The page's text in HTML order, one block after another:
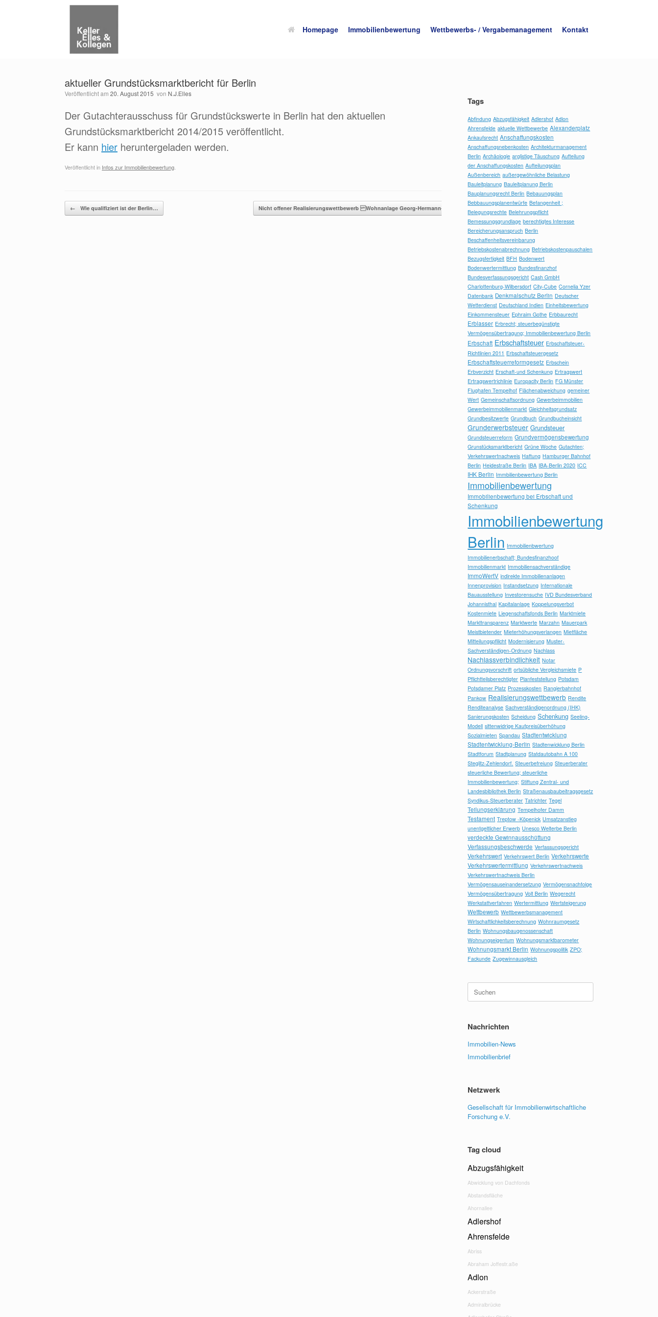
Homepage Immobilienbewertung Wettbewerbs- / Vergabemanagement Kontakt
aktueller Grundstücksmarktbericht für Berlin
Veröffentlicht am 20. August 2015 von N.J.Elles
Der Gutachterausschuss für Grundstückswerte in Berlin hat den aktuellen
Grundstücksmarktbericht 2014/2015 veröffentlicht.
Er kann hier heruntergeladen werden.
Veröffentlicht in Infos zur Immobilienbewertung
Beitragsnavigation
← Wie qualifiziert ist der Berlin… Nicht offener Realisierungswettbewerb Wohnanlage Georg-Hermann-Allee,… →
Tags
Abfindung Abzugsfähigkeit Adlershof Adlon
Ahrensfelde aktuelle Wettbewerbe Alexanderplatz
Ankaufsrecht Anschaffungskosten
Anschaffungsnebenkosten Architekturmanagement
Berlin Archäologie arglistige Täuschung Aufteilung
der Anschaffungskosten Aufteilungsplan
Außenbereich außergewöhnliche Belastung
Bauleitplanung Bauleitplanung Berlin
Bauplanungsrecht Berlin Bebauungsplan
Bebbauungsplanentwürfe Befangenheit ;
Belegungsrechte Belehrungspflicht
Bemessungsgrundlage berechtigtes Interesse
Bereicherungsanspruch Berlin
Beschaffenheitsvereinbarung
Betriebskostenabrechnung Betriebskostenpauschalen
Bezugsfertigkeit BFH Bodenwert
Bodenwertermittlung Bundesfinanzhof
Bundesverfassungsgericht Cash GmbH
Charlottenburg-Wilbersdorf City-Cube Cornelia Yzer
Datenbank Denkmalschutz Berlin Deutscher
Wetterdienst Deutschland Indien Einheitsbewertung
Einkommensteuer Ephraim Gothe Erbbaurecht
Erblasser Erbrecht; steuerbegünstigte
Vermögensübertragung; Immobilienbewertung Berlin
Erbschaft Erbschaftsteuer Erbschaftsteuer-
Richtlinien 2011 Erbschaftsteuergesetz
Erbschaftsteuerreformgesetz Erbschein
Erbverzicht Erschaft-und Schenkung Ertragswert
Ertragswertrichlinie Europacity Berlin FG Münster
Flughafen Tempelhof Flächenabweichung gemeiner
Wert Gemeinschaftsordnung Gewerbeimmobilien
Gewerbeimmobilienmarkt Gleichheitsgrundsatz
Grundbesitzwerte Grundbuch Grundbucheinsicht
Grunderwerbsteuer Grundsteuer
Grundsteuerreform Grundvermögensbewertung
Grunstücksmarktbericht Grüne Woche Gutachten;
Verkehrswertnachweis Haftung Hamburger Bahnhof
Berlin Heidestraße Berlin IBA IBA-Berlin 2020 ICC
IHK Berlin Immbilienbewertung Berlin
Immobilienbewertung
Immobilienbewertung bei Erbschaft und
Schenkung
Immobilienbewertung
Berlin Immobilienbwertung
Immobilienerbschaft; Bundesfinanzhoof
Immobilienmarkt Immobiliensachverständige
ImmoWertV indirekte Immobilienanlagen
Innenprovision Instandsetzung Internationale
Bauausstellung Investorensuche IVD Bundesverband
Johannisthal Kapitalanlage Koppelungsverbot
Kostenmiete Liegenschaftsfonds Berlin Marktmiete
Markttransparenz Marktwerte Marzahn Mauerpark
Meistbietender Mieterhöhungsverlangen Mietfläche
Mitteilungspflilcht Modernisierung Muster-
Sachverständigen-Ordnung Nachlass
Nachlassverbindlichkeit Notar
Ordnungsvorschrift ortsübliche Vergleichsmiete P
Pflichtteilsberechtigter Planfeststellung Potsdam
Potsdamer Platz Prozesskosten Rangierbahnhof
Pankow Realisierungswettbewerb Rendite
Renditeanalyse Sachverständigenordnung (IHK)
Sanierungskosten Scheidung Schenkung Seeling-
Modell sittenwidrige Kaufpreisüberhöhung
Sozialmieten Spandau Stadtentwicklung
Stadtentwicklung-Berlin Stadtenwicklung Berlin
Stadtforum Stadtplanung Statdautobahn A 100
Steglitz-Zehlendorf. Steuerbefreiung Steuerberater
steuerliche Bewertung; steuerliche
Immobilienbewertung; Stiftung Zentral- und
Landesbibliothek Berlin Straßenausbaubeitragsgesetz
Syndikus-Steuerberater Tatrichter Tegel
Teilungserklärung Tempelhofer Damm
Testament Treptow -Köpenick Umsatzanstieg
unentgeltlicher Erwerb Unesco Welterbe Berlin
verdeckte Gewinnausschüttung
Verfassungsbeschwerde Verfassungsgericht
Verkehrswert Verkehrswert Berlin Verkehrswerte
Verkehrswertermittlung Verkehrswertnachweis
Verkehrswertnachweis Berlin
Vermögensauseinandersetzung Vermögensnachfolge
Vermögensübertragung Volt Berlin Wegerecht
Werkstattverfahren Wertermittlung Wertsteigerung
Wettbewerb Wettbewerbsmanagement
Wirtschaftlichkeitsberechnung Wohnraumgesetz
Berlin Wohnungsbaugenossenschaft
Wohnungseigentum Wohnungsmarktbarometer
Wohnungsmarkt Berlin Wohnungspolitik ZPO;
Fackunde Zugewinnausgleich
Suchen
nach:
Nachrichten
Immobilien-News
Immobilienbrief
Netzwerk
Gesellschaft für Immobilienwirtschaftliche
Forschung e.V.
Tag cloud
Abzugsfähigkeit
Abwicklung von Dachfonds
Abstandsfläche
Ahornallee
Adlershof
Ahrensfelde
Abriss
Abraham Joffestr.aße
Adlon
Ackerstraße
Admiralbrücke